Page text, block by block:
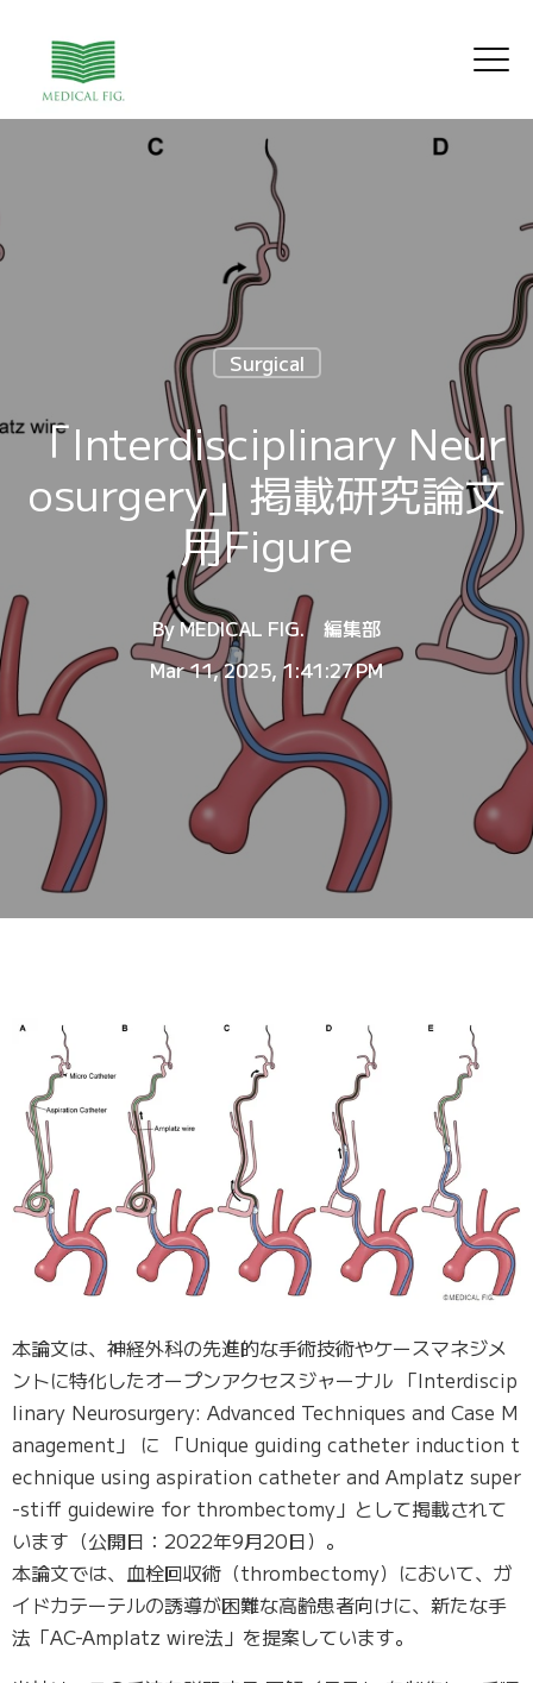
Surgical
「Interdisciplinary Neur
osurgery」掲載研究論文
用Figure
ByMEDICAL FIG. 編集部
Mar 11, 2025, 1:41:27 PM
本論文は、神経外科の先進的な手術技術やケースマネジメ
ントに特化したオープンアクセスジャーナル 「Interdiscip
linary Neurosurgery: Advanced Techniques and Case M
anagement」 に 「Unique guiding catheter induction t
echnique using aspiration catheter and Amplatz super
-stiff guidewire for thrombectomy」として掲載されて
います（公開日：2022年9月20日）。
本論文では、血栓回収術（thrombectomy）において、ガ
イドカテーテルの誘導が困難な高齢患者向けに、新たな手
法「AC-Amplatz wire法」を提案しています。